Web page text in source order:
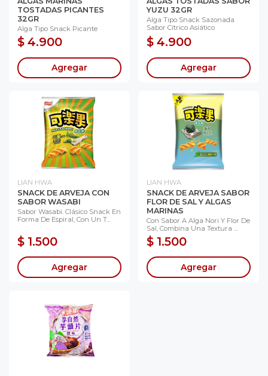
TOSTADAS PICANTES
32GR
Alga Tipo Snack Picante
$ 4.900
Agregar
YUZU 32GR
Alga Tipo Snack Sazonada
Sabor Cítrico Asiático
$ 4.900
Agregar
LIAN HWA
SNACK DE ARVEJA CON
SABOR WASABI
Sabor Wasabi. Clásico Snack En
Forma De Espiral, Con Un T...
$ 1.500
Agregar
LIAN HWA
SNACK DE ARVEJA SABOR
FLOR DE SAL Y ALGAS
MARINAS
Con Sabor A Alga Nori Y Flor De
Sal, Combina Una Textura ...
$ 1.500
Agregar